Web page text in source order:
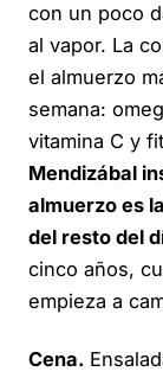
con un poco
al vapor. La
el almuerzo
semana:
vitamina C y
Mendizábal
almuerzo es
del resto del
cinco años,
empieza a
Cena.